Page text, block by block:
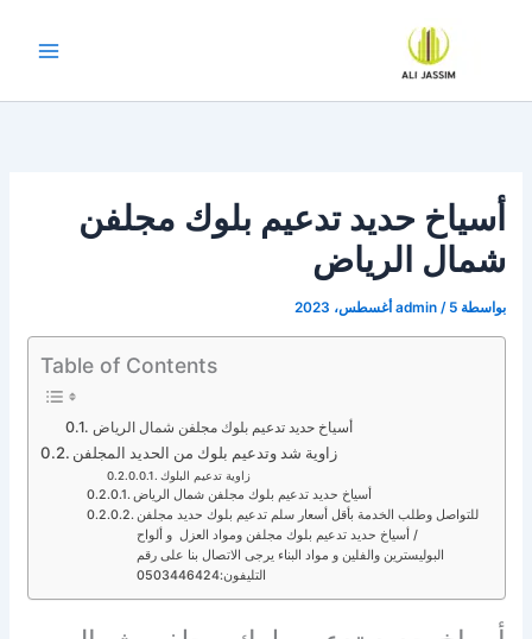
أسياخ حديد تدعيم بلوك مجلفن
شمال الرياض
بواسطة admin / 5 أغسطس، 2023
Table of Contents
أسياخ حديد تدعيم بلوك مجلفن شمال الرياض
زاوية شد وتدعيم بلوك من الحديد المجلفن
زاوية تدعيم البلوك
أسياخ حديد تدعيم بلوك مجلفن شمال الرياض
للتواصل وطلب الخدمة بأقل أسعار سلم تدعيم بلوك حديد مجلفن
/ أسياخ حديد تدعيم بلوك مجلفن ومواد العزل و ألواح
البوليسترين والفلين و مواد البناء يرجى الاتصال بنا على رقم
التليفون:0503446424